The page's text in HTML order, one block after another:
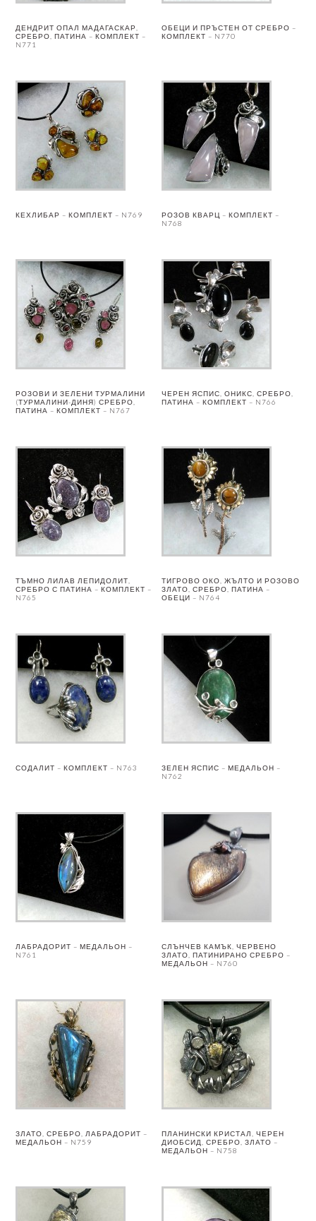
ДЕНДРИТ ОПАЛ МАДАГАСКАР,
СРЕБРО, ПАТИНА – КОМПЛЕКТ –
N771
ОБЕЦИ И ПРЪСТЕН ОТ СРЕБРО –
КОМПЛЕКТ – N770
КЕХЛИБАР – КОМПЛЕКТ – N769
РОЗОВ КВАРЦ – КОМПЛЕКТ –
N768
РОЗОВИ И ЗЕЛЕНИ ТУРМАЛИНИ
(ТУРМАЛИНИ-ДИНЯ) СРЕБРО,
ПАТИНА – КОМПЛЕКТ – N767
ЧЕРЕН ЯСПИС, ОНИКС, СРЕБРО,
ПАТИНА – КОМПЛЕКТ – N766
ТЪМНО ЛИЛАВ ЛЕПИДОЛИТ,
СРЕБРО С ПАТИНА – КОМПЛЕКТ –
N765
ТИГРОВО ОКО, ЖЪЛТО И РОЗОВО
ЗЛАТО, СРЕБРО, ПАТИНА –
ОБЕЦИ – N764
СОДАЛИТ – КОМПЛЕКТ – N763
ЗЕЛЕН ЯСПИС – МЕДАЛЬОН –
N762
ЛАБРАДОРИТ – МЕДАЛЬОН –
N761
СЛЪНЧЕВ КАМЪК, ЧЕРВЕНО
ЗЛАТО, ПАТИНИРАНО СРЕБРО –
МЕДАЛЬОН – N760
ЗЛАТО, СРЕБРО, ЛАБРАДОРИТ –
МЕДАЛЬОН – N759
ПЛАНИНСКИ КРИСТАЛ, ЧЕРЕН
ДИОБСИД, СРЕБРО, ЗЛАТО –
МЕДАЛЬОН – N758